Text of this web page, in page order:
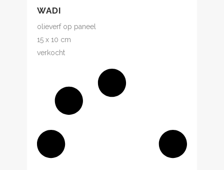
WADI
olieverf op paneel
15 x 10 cm
verkocht